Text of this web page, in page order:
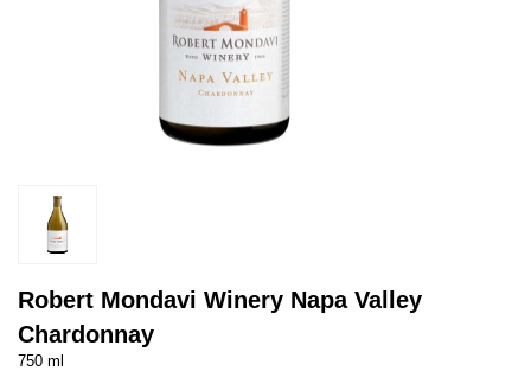
Robert Mondavi Winery Napa Valley
Chardonnay
750 ml